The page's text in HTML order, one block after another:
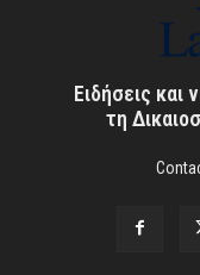
Ειδήσεις και
τη